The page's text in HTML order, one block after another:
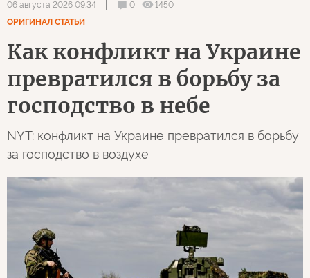
06 августа 2026 09:34 0
1450
ОРИГИНАЛ СТАТЬИ
Как конфликт на Украине
превратился в борьбу за
господство в небе
NYT: конфликт на Украине превратился в борьбу
за господство в воздухе